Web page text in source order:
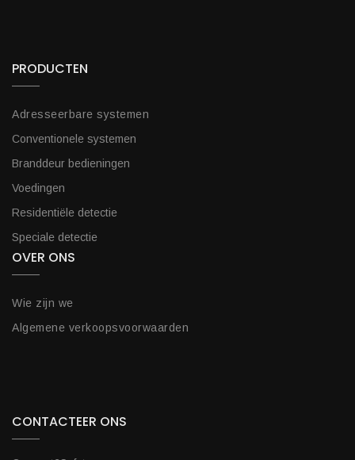
PRODUCTEN
Adresseerbare systemen
Conventionele systemen
Branddeur bedieningen
Voedingen
Residentiële detectie
Speciale detectie
OVER ONS
Wie zijn we
Algemene verkoopsvoorwaarden
CONTACTEER ONS